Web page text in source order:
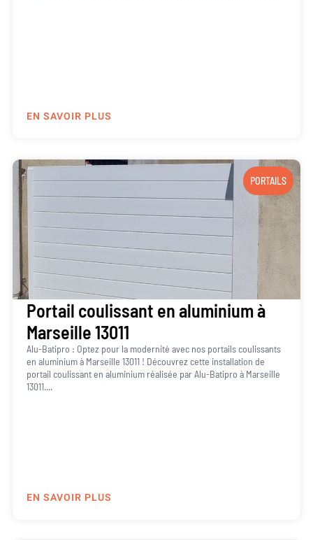
EN SAVOIR PLUS
PORTAILS
Portail coulissant en aluminium à
Marseille 13011
Alu-Batipro : Optez pour la modernité avec nos portails coulissants
en aluminium à Marseille 13011 ! Découvrez cette installation de
portail coulissant en aluminium réalisée par Alu-Batipro à Marseille
13011....
EN SAVOIR PLUS